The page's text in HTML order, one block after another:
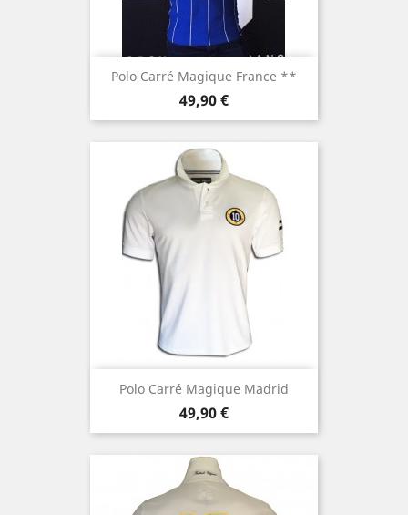
Polo Carré Magique France **
Prix
49,90 €
Polo Carré Magique Madrid
Prix
49,90 €